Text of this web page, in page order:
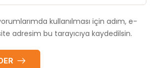
kullanılması için adım, e-
adresim bu tarayıcıya kaydedilsin.